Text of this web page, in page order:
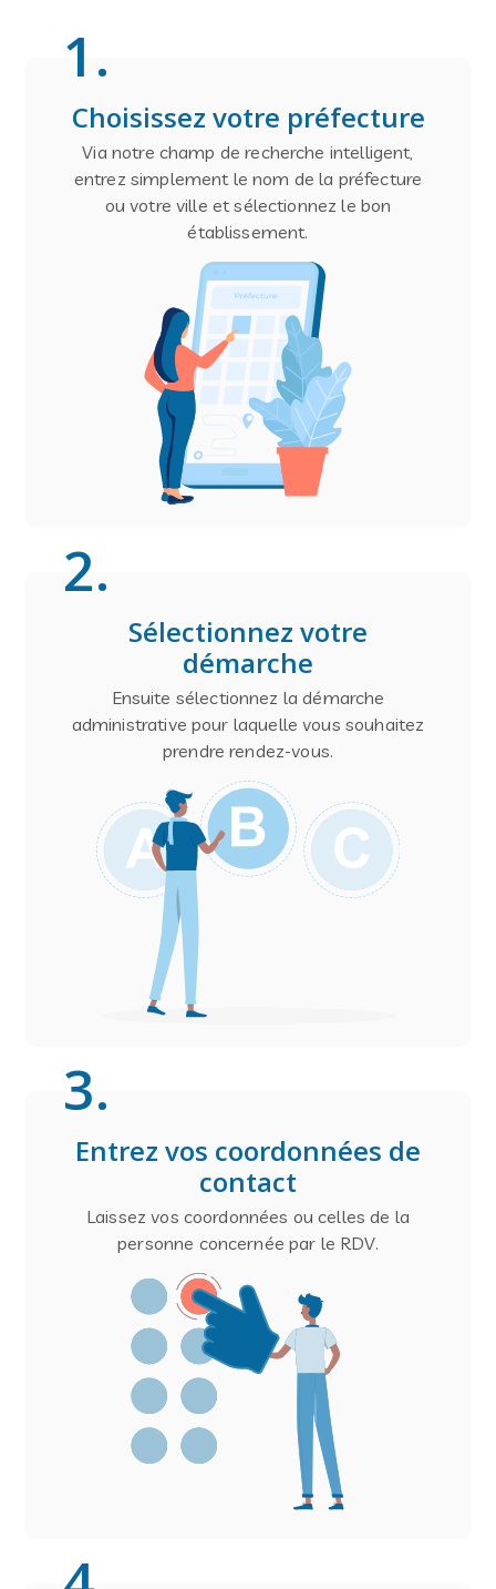
1.
Choisissez votre préfecture
Via notre champ de recherche intelligent,
entrez simplement le nom de la préfecture
ou votre ville et sélectionnez le bon
établissement.
2.
Sélectionnez votre
démarche
Ensuite sélectionnez la démarche
administrative pour laquelle vous souhaitez
prendre rendez-vous.
3.
Entrez vos coordonnées de
contact
Laissez vos coordonnées ou celles de la
personne concernée par le RDV.